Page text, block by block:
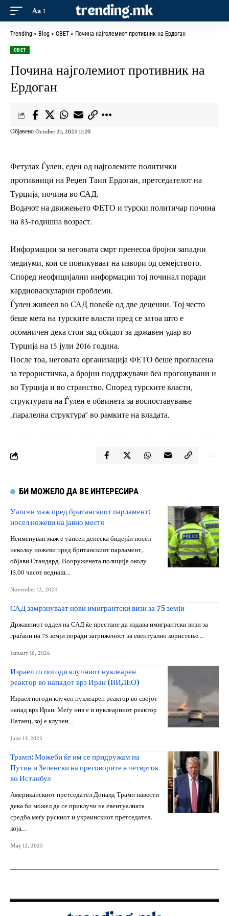
Aa
Trending > Blog > СВЕТ > Почина најголемиот противник на Ердоган
СВЕТ
Почина најголемиот противник на
Ердоган
Објавено October 21, 2024 11:20
Фетулах Ѓулен, еден од најголемите политички
противници на Реџеп Таип Ердоган, претседателот на
Турција, почина во САД.
Водачот на движењето ФЕТО и турски политичар почина
на 83-годишна возраст.
Информации за неговата смрт пренесоа бројни западни
медиуми, кои се повикуваат на извори од семејството.
Според неофицијални информации тој починал поради
кардиоваскуларни проблеми.
Ѓулен живеел во САД повеќе од две децении. Тој често
беше мета на турските власти пред се затоа што е
осомничен дека стои зад обидот за државен удар во
Турција на 15 јули 2016 година.
После тоа, неговата организација ФЕТО беше прогласена
за терористичка, а бројни поддржувачи беа прогонувани и
во Турција и во странство. Според турските власти,
структурата на Ѓулен е обвинета за воспоставување
„паралелна структура“ во рамките на владата.
БИ МОЖЕЛО ДА ВЕ ИНТЕРЕСИРА
Уапсен маж пред британскиот парламент:
носел ножеви на јавно место
Неименуван маж е уапсен денеска бидејќи носел
неколку ножеви пред британскиот парламент,
објави Стандард. Вооружената полиција околу
15.00 часот веднаш…
November 12, 2024
САД замрзнуваат нови имигрантски визи за 75 земји
Државниот оддел на САД ќе престане да издава имигрантски визи за
граѓани на 75 земји поради загриженост за евентуално користење…
January 16, 2026
Израел го погоди клучниот нуклеарен
реактор во нападот врз Иран (ВИДЕО)
Израел погоди клучен нуклеарен реактор во својот
напад врз Иран. Меѓу нив е и нуклеарниот реактор
Натанц, кој е клучен…
June 13, 2025
Трамп: Можеби ќе им се придружам на
Путин и Зеленски на преговорите в четврток
во Истанбул
Американскиот претседател Доналд Трамп навести
дека би можел да се приклучи на евентуалната
средба меѓу рускиот и украинскиот претседател,
која…
May 12, 2025